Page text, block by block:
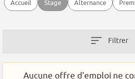
Accueil Stage Alternance
Filtrer
Aucune offre d'emploi ne